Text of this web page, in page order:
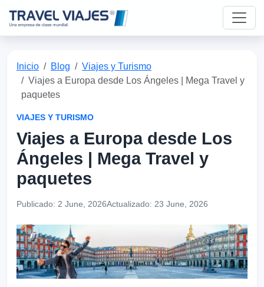
Inicio Blog
Viajes y Turismo
Viajes a Europa desde Los Ángeles | Mega Travel y
paquetes
VIAJES Y TURISMO
Viajes a Europa desde Los
Ángeles | Mega Travel y
paquetes
Publicado: 2 June, 2026Actualizado: 23 June, 2026